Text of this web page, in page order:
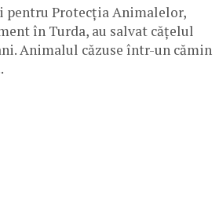
Protecția Animalelor,
în Turda, au salvat cățelul
Animalul căzuse într-un cămin